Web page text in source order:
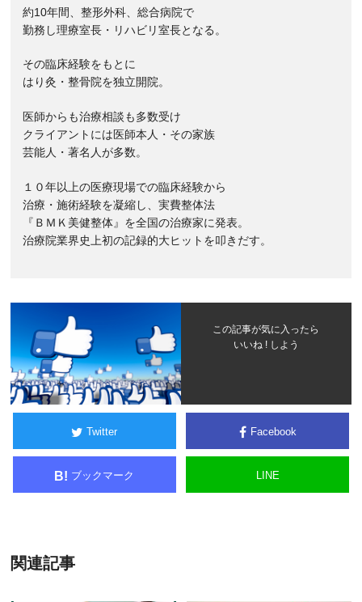
約10年間、整形外科、総合病院で
勤務し理療室長・リハビリ室長となる。
その臨床経験をもとに
はり灸・整骨院を独立開院。
医師からも治療相談も多数受け
クライアントには医師本人・その家族
芸能人・著名人が多数。
１０年以上の医療現場での臨床経験から
治療・施術経験を凝縮し、実費整体法
『ＢＭＫ美健整体』を全国の治療家に発表。
治療院業界史上初の記録的大ヒットを叩きだす。
この記事が気に入ったら
いいね ! しよう
Twitter Facebook
B! ブックマーク LINE
関連記事